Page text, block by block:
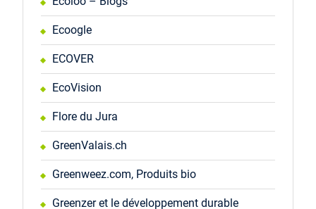
Ecoogle
ECOVER
EcoVision
Flore du Jura
GreenValais.ch
Greenweez.com, Produits bio
Greenzer et le développement durable